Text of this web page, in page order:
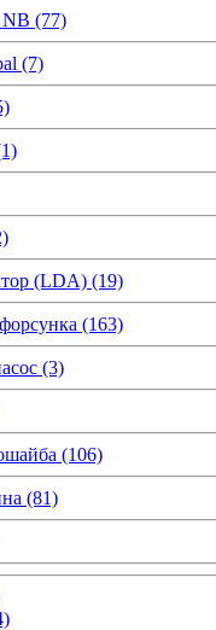
(77)
(7)
(LDA) (19)
(163)
(3)
(106)
(81)